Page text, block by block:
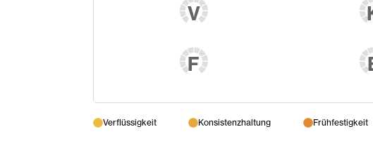
V
F
Verflüssigkeit Konsistenzhaltung Frühfestigkeit